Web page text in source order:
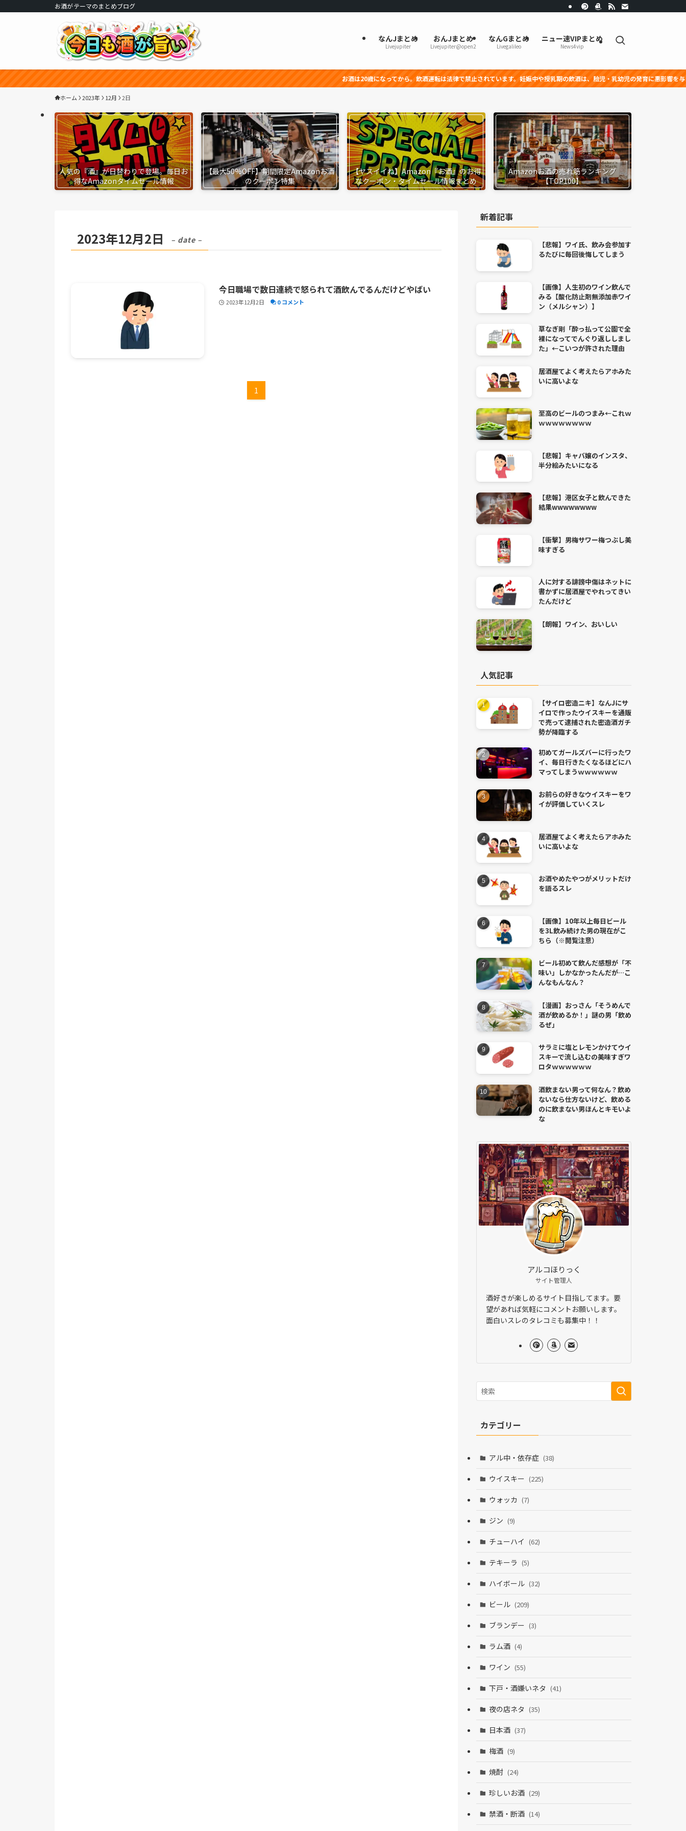
お酒がテーマのまとめブログ
なんJまとめ
Livejupiter
おんJまとめ
Livejupiter@open2
なんGまとめ
Livegalileo
ニュー速VIPまとめ
News4vip
お酒は20歳になってから。飲酒運転は法律で禁止されています。妊娠中や授乳期の飲酒は、胎児・乳幼児の発育に悪影響を与える恐れがあります
ホーム 2023年 12月 2日
人気の『酒』が日替わりで登場。毎日お
得なAmazonタイムセール情報
【最大50%OFF】期間限定Amazonお酒
のクーポン特集
【ヤスイイね】Amazon『お酒』のお得
なクーポン・タイムセール情報まとめ
Amazonお酒の売れ筋ランキング
【TOP100】
2023年12月2日 – date –
今日職場で数日連続で怒られて酒飲んでるんだけどやばい
2023年12月2日 0 コメント
1
新着記事
【悲報】ワイ氏、飲み会参加す
るたびに毎回後悔してしまう
【画像】人生初のワイン飲んで
みる【酸化防止剤無添加赤ワイ
ン（メルシャン）】
草なぎ剛「酔っ払って公園で全
裸になってでんぐり返ししまし
た」←こいつが許された理由
居酒屋てよく考えたらアホみた
いに高いよな
至高のビールのつまみ←これｗ
ｗｗｗｗｗｗｗｗ
【悲報】キャバ嬢のインスタ、
半分絵みたいになる
【悲報】港区女子と飲んできた
結果wwwwwwww
【衝撃】男梅サワー梅つぶし美
味すぎる
人に対する誹謗中傷はネットに
書かずに居酒屋でやれってきい
たんだけど
【朗報】ワイン、おいしい
人気記事
【サイロ密造ニキ】なんJにサ
イロで作ったウイスキーを通販
で売って逮捕された密造酒ガチ
勢が降臨する
初めてガールズバーに行ったワ
イ、毎日行きたくなるほどにハ
マってしまうｗｗｗｗｗｗ
お前らの好きなウイスキーをワ
イが評価していくスレ
居酒屋てよく考えたらアホみた
いに高いよな
お酒やめたやつがメリットだけ
を語るスレ
【画像】10年以上毎日ビール
を3L飲み続けた男の現在がこ
ちら（※閲覧注意）
ビール初めて飲んだ感想が「不
味い」しかなかったんだが…こ
んなもんなん？
【漫画】おっさん「そうめんで
酒が飲めるか！」謎の男「飲め
るぜ」
サラミに塩とレモンかけてウイ
スキーで流し込むの美味すぎワ
ロタｗｗｗｗｗｗ
酒飲まない男って何なん？飲め
ないなら仕方ないけど、飲める
のに飲まない男ほんとキモいよ
な
アルコほりっく
サイト管理人
酒好きが楽しめるサイト目指してます。要
望があれば気軽にコメントお願いします。
面白いスレのタレコミも募集中！！
カテゴリー
アル中・依存症 (38)
ウイスキー (225)
ウォッカ (7)
ジン (9)
チューハイ (62)
テキーラ (5)
ハイボール (32)
ビール (209)
ブランデー (3)
ラム酒 (4)
ワイン (55)
下戸・酒嫌いネタ (41)
夜の店ネタ (35)
日本酒 (37)
梅酒 (9)
焼酎 (24)
珍しいお酒 (29)
禁酒・断酒 (14)